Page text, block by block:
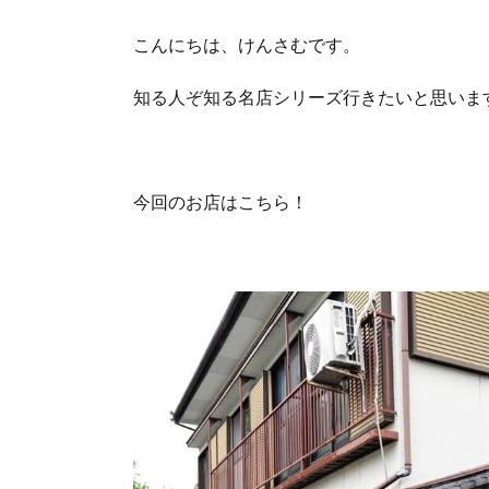
こんにちは、けんさむです。
知る人ぞ知る名店シリーズ行きたいと思いま
今回のお店はこちら！